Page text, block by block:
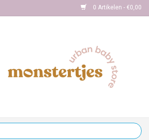
0 Artikelen - €0,00